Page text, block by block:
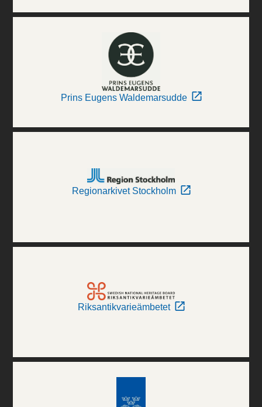
Prins Eugens Waldemarsudde
Regionarkivet Stockholm
Riksantikvarieämbetet